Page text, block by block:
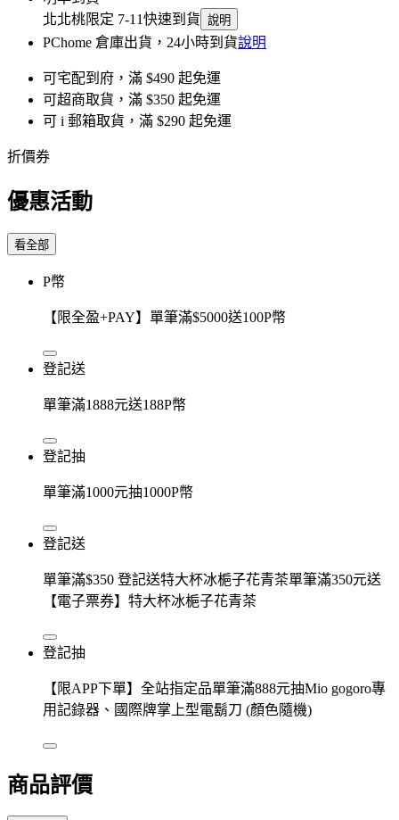
北北桃限定 7-11快速到貨 說明
PChome 倉庫出貨，24小時到貨說明
可宅配到府，滿 $490 起免運
可超商取貨，滿 $350 起免運
可 i 郵箱取貨，滿 $290 起免運
折價券
優惠活動
看全部
P幣
【限全盈+PAY】單筆滿$5000送100P幣
登記送
單筆滿1888元送188P幣
登記抽
單筆滿1000元抽1000P幣
登記送
單筆滿$350 登記送特大杯冰梔子花青茶單筆滿350元送
【電子票券】特大杯冰梔子花青茶
登記抽
【限APP下單】全站指定品單筆滿888元抽Mio gogoro專
用記錄器、國際牌掌上型電鬍刀 (顏色隨機)
商品評價